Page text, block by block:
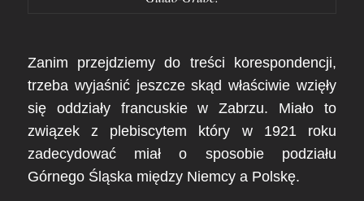
Zanim przejdziemy do treści korespondencji,
trzeba wyjaśnić jeszcze skąd właściwie wzięły
się oddziały francuskie w Zabrzu. Miało to
związek z plebiscytem który w 1921 roku
zadecydować miał o sposobie podziału
Górnego Śląska między Niemcy a Polskę.